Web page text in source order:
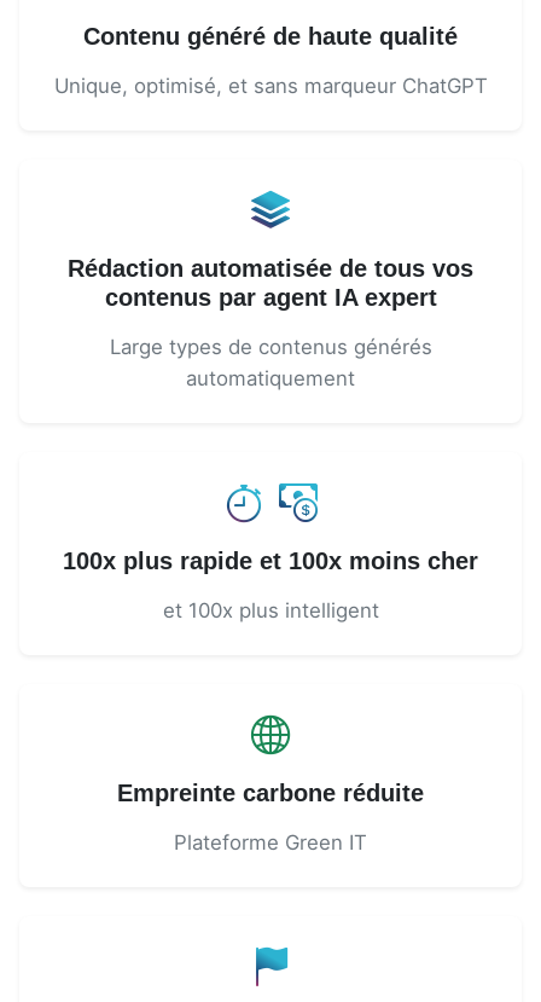
Contenu généré de haute qualité
Unique, optimisé, et sans marqueur ChatGPT
Rédaction automatisée de tous vos
contenus par agent IA expert
Large types de contenus générés
automatiquement
100x plus rapide et 100x moins cher
et 100x plus intelligent
Empreinte carbone réduite
Plateforme Green IT